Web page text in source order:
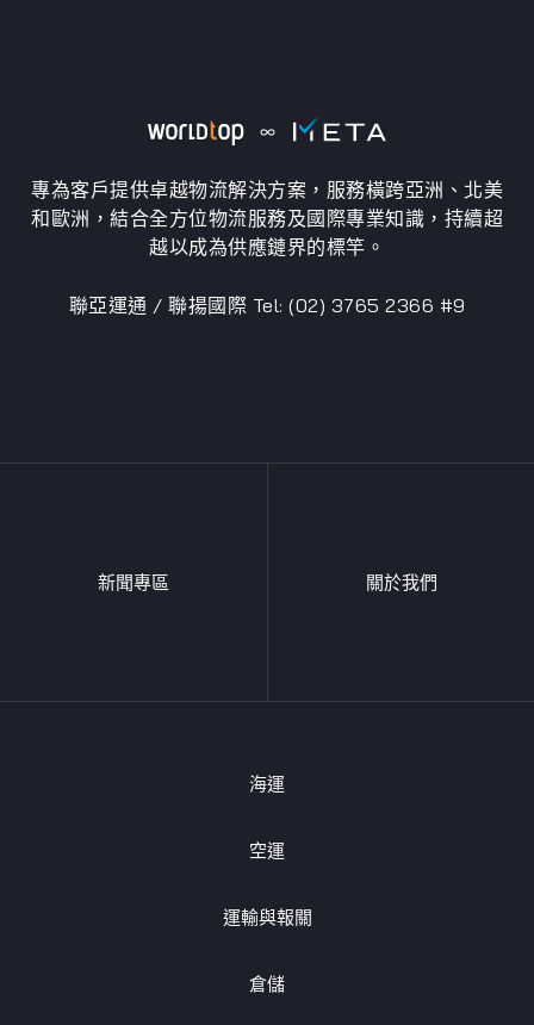
專為客戶提供卓越物流解決方案，服務橫跨亞洲、北美
和歐洲，結合全方位物流服務及國際專業知識，持續超
越以成為供應鏈界的標竿。
聯亞運通 / 聯揚國際 Tel: (02) 3765 2366 #9
新聞專區 關於我們
海運
空運
運輸與報關
倉儲